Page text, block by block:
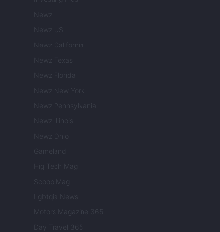
Newz
Newz US
Newz California
Newz Texas
Newz Florida
Newz New York
Newz Pennsylvania
Newz Illinois
Newz Ohio
Gameland
Hig Tech Mag
Scoop Mag
Lgbtqia News
Motors Magazine 365
Day Travel 365